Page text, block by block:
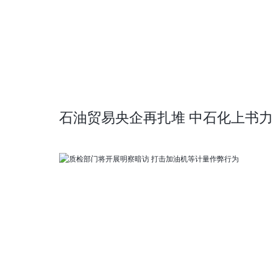
石油贸易央企再扎堆 中石化上书